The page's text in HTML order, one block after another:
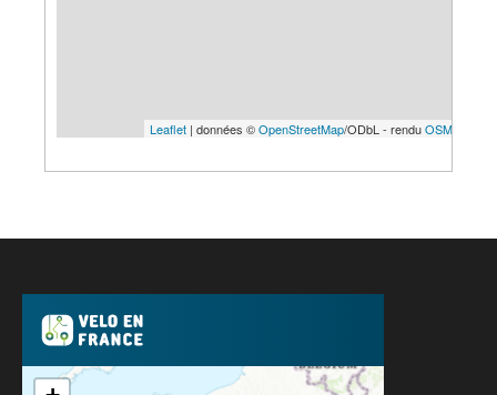
Leaflet | données ©OpenStreetMap/ODbL - renduOSM France